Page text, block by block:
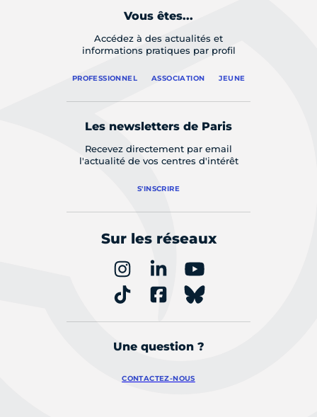
Vous êtes...
Accédez à des actualités et
informations pratiques par profil
PROFESSIONNEL ASSOCIATION JEUNE
Les newsletters de Paris
Recevez directement par email
l'actualité de vos centres d'intérêt
S'INSCRIRE
Sur les réseaux
Une question ?
CONTACTEZ-NOUS